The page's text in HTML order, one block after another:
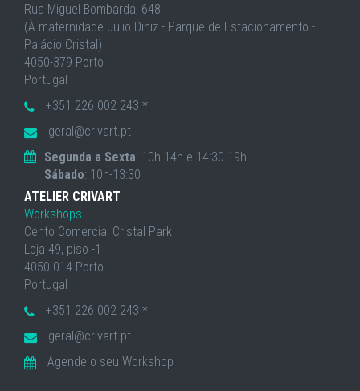
Rua Miguel Bombarda, 648
(À maternidade Júlio Diniz - Parque de Estacionamento -
Palácio Cristal)
4050-379 Porto
Portugal
+351 226 002 243 *
geral@crivart.pt
Segunda a Sexta: 10h-14h e 14:30-19h
Sábado: 10h-13:30
ATELIER CRIVART
Workshops
Cento Comercial Cristal Park
Loja 49, piso -1
4050-014 Porto
Portugal
+351 226 002 243 *
geral@crivart.pt
Agende o seu Workshop